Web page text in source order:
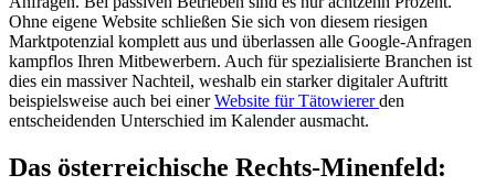
Ohne eigene Website schließen Sie sich von diesem riesigen
Marktpotenzial komplett aus und überlassen alle Google-Anfragen
kampflos Ihren Mitbewerbern. Auch für spezialisierte Branchen ist
dies ein massiver Nachteil, weshalb ein starker digitaler Auftritt
beispielsweise auch bei einerWebsite für Tätowiererden
entscheidenden Unterschied im Kalender ausmacht.
Das österreichische Rechts-Minenfeld: